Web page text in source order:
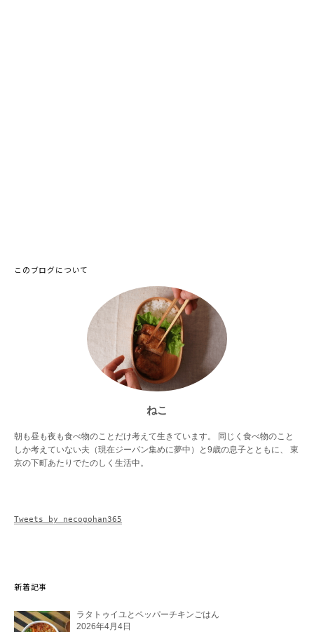
このブログについて
ねこ
朝も昼も夜も食べ物のことだけ考えて生きています。 同じく食べ物のこと
しか考えていない夫（現在ジーパン集めに夢中）と9歳の息子とともに、 東
京の下町あたりでたのしく生活中。
Tweets by necogohan365
新着記事
ラタトゥイユとペッパーチキンごはん
2026年4月4日